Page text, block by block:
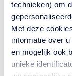
technieken) om
Met deze
informatie over
en mogelijk ook
unieke
09 juli 2026